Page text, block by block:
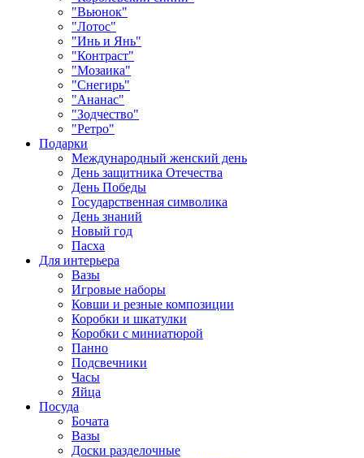
"Вьюнок"
"Лотос"
"Инь и Янь"
"Контраст"
"Мозаика"
"Снегирь"
"Ананас"
"Зодчество"
"Ретро"
Подарки
Международный женский день
День защитника Отечества
День Победы
Государственная символика
День знаний
Новый год
Пасха
Для интерьера
Вазы
Игровые наборы
Ковши и резные композиции
Коробки и шкатулки
Коробки с миниатюрой
Панно
Подсвечники
Часы
Яйца
Посуда
Бочата
Вазы
Доски разделочные